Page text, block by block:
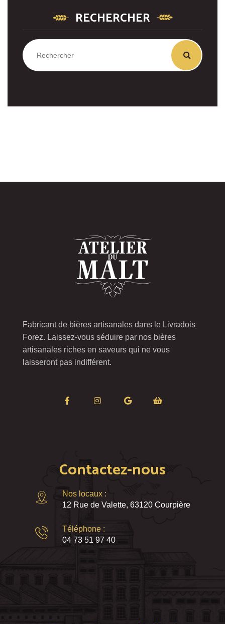
RECHERCHER
Fabricant de bières artisanales dans le Livradois
Forez. Laissez-vous séduire par nos bières
artisanales riches en saveurs qui ne vous
laisseront pas indifférent.
Contactez-nous
Nos locaux :
12 Rue de Valette, 63120 Courpière
Téléphone :
04 73 51 97 40